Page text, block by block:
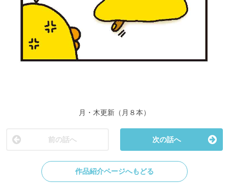
月・木更新（月８本）
前の話へ 次の話へ
作品紹介ページへもどる